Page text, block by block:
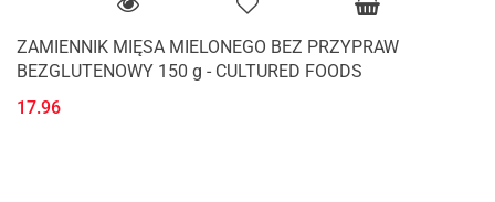
ZAMIENNIK MIĘSA MIELONEGO BEZ PRZYPRAW
BEZGLUTENOWY 150 g - CULTURED FOODS
17.96